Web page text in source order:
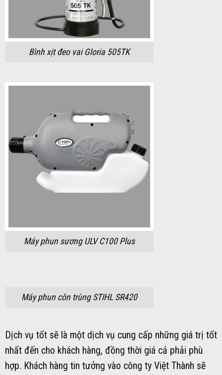
Bình xịt đeo vai Gloria 505TK
Máy phun sương ULV C100 Plus
Máy phun côn trùng STIHL SR420
Dịch vụ tốt sẽ là một dịch vụ cung cấp những giá trị tốt
nhất đến cho khách hàng, đồng thời giá cả phải phù
hợp. Khách hàng tin tưởng vào công ty Việt Thành sẽ